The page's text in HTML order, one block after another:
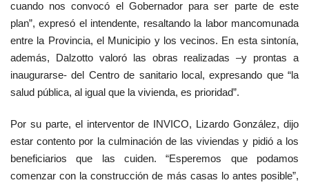
cuando nos convocó el Gobernador para ser parte de este
plan”, expresó el intendente, resaltando la labor mancomunada
entre la Provincia, el Municipio y los vecinos. En esta sintonía,
además, Dalzotto valoró las obras realizadas –y prontas a
inaugurarse- del Centro de sanitario local, expresando que “la
salud pública, al igual que la vivienda, es prioridad”.
Por su parte, el interventor de INVICO, Lizardo González, dijo
estar contento por la culminación de las viviendas y pidió a los
beneficiarios que las cuiden. “Esperemos que podamos
comenzar con la construcción de más casas lo antes posible”,